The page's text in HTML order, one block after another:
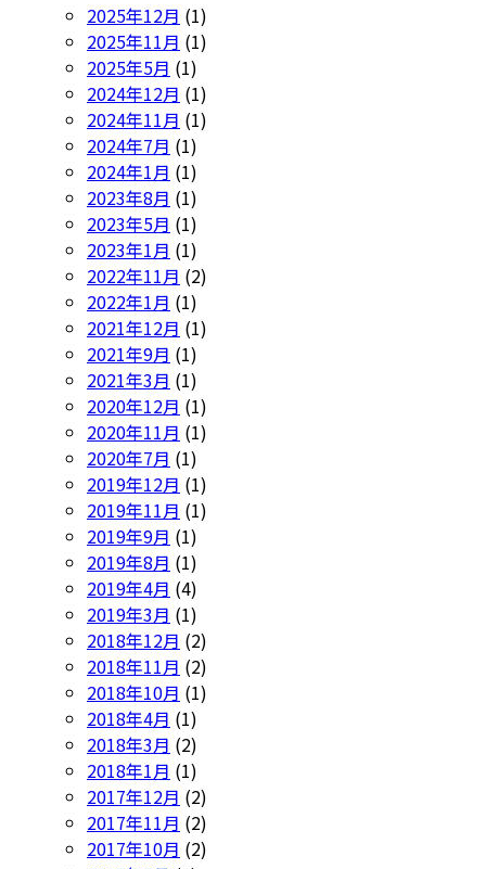
2025年12月 (1)
2025年11月 (1)
2025年5月 (1)
2024年12月 (1)
2024年11月 (1)
2024年7月 (1)
2024年1月 (1)
2023年8月 (1)
2023年5月 (1)
2023年1月 (1)
2022年11月 (2)
2022年1月 (1)
2021年12月 (1)
2021年9月 (1)
2021年3月 (1)
2020年12月 (1)
2020年11月 (1)
2020年7月 (1)
2019年12月 (1)
2019年11月 (1)
2019年9月 (1)
2019年8月 (1)
2019年4月 (4)
2019年3月 (1)
2018年12月 (2)
2018年11月 (2)
2018年10月 (1)
2018年4月 (1)
2018年3月 (2)
2018年1月 (1)
2017年12月 (2)
2017年11月 (2)
2017年10月 (2)